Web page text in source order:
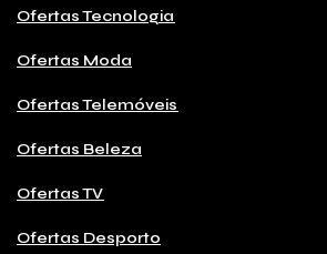
Ofertas Tecnologia
Ofertas Moda
Ofertas Telemóveis
Ofertas Beleza
Ofertas TV
Ofertas Desporto